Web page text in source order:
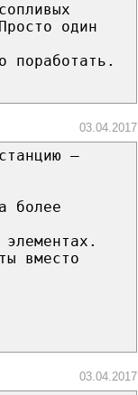
один
поработать.
03.04.2017
—
более
вместо
03.04.2017